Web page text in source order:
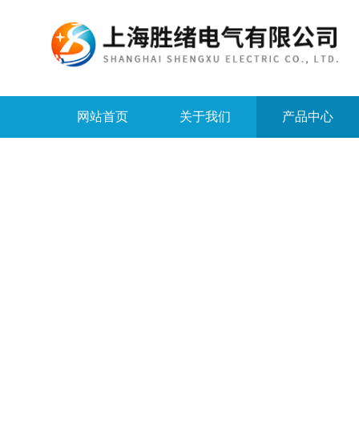
网站首页 关于我们 产品中心